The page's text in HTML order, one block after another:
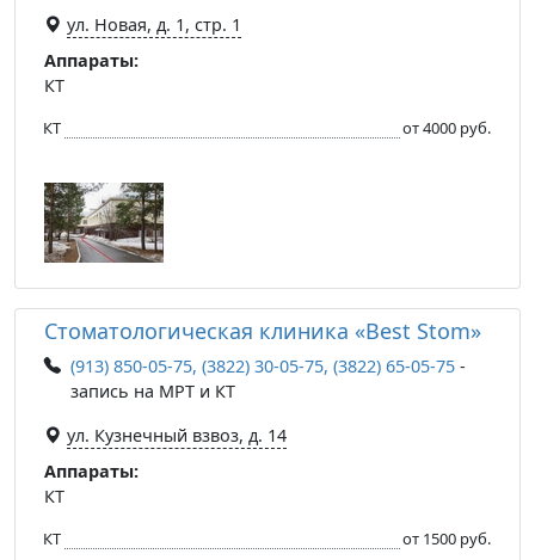
ул. Новая, д. 1, стр. 1
Аппараты:
КТ
КТ от 4000 руб.
Стоматологическая клиника «Best Stom»
(913) 850-05-75, (3822) 30-05-75, (3822) 65-05-75 -
запись на МРТ и КТ
ул. Кузнечный взвоз, д. 14
Аппараты:
КТ
КТ от 1500 руб.